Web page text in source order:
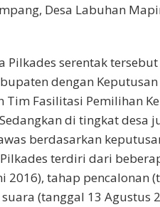
Desa Labuhan
Pilkades serentak
dengan
Tim Fasilitasi Pemilihan
di tingkat
berdasarkan
terdiri dari
2016), tahap pencalonan
(tanggal 13 Agustus